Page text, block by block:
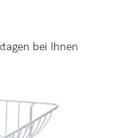
bei Ihnen